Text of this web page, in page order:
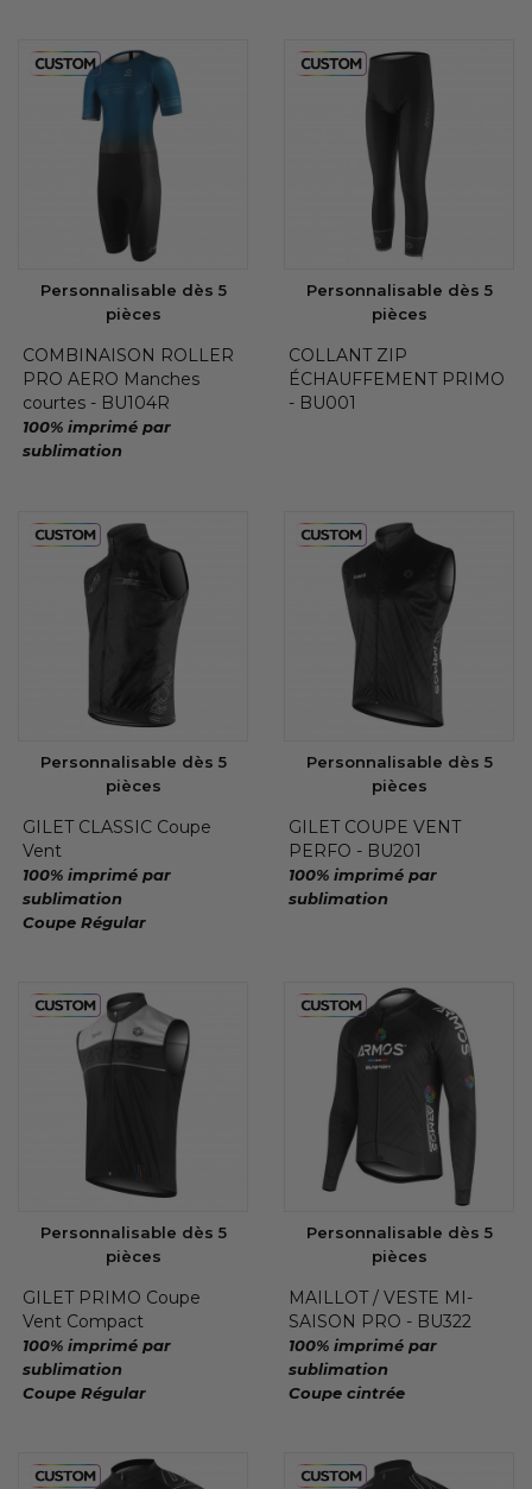
Personnalisable dès 5
pièces
COMBINAISON ROLLER
PRO AERO Manches
courtes - BU104R
100% imprimé par
sublimation
Personnalisable dès 5
pièces
COLLANT ZIP
ÉCHAUFFEMENT PRIMO
- BU001
Personnalisable dès 5
pièces
GILET CLASSIC Coupe
Vent
100% imprimé par
sublimation
Coupe Régular
Personnalisable dès 5
pièces
GILET COUPE VENT
PERFO - BU201
100% imprimé par
sublimation
Personnalisable dès 5
pièces
GILET PRIMO Coupe
Vent Compact
100% imprimé par
sublimation
Coupe Régular
Personnalisable dès 5
pièces
MAILLOT / VESTE MI-
SAISON PRO - BU322
100% imprimé par
sublimation
Coupe cintrée